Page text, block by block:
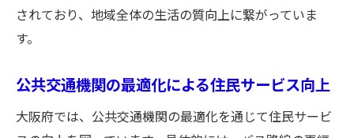
されており、地域全体の生活の質向上に繋がっていま
す。
公共交通機関の最適化による住民サービス向上
大阪府では、公共交通機関の最適化を通じて住民サービ